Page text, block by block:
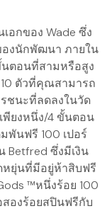
อกของ Wade ซึ่ง
งนักพัฒนา ภายใน
ตอนที่สามหรือสูง
ตัวที่คุณสามารถ
ชนะที่ลดลงในวัด
พียงหนึ่ง/4 ขั้นตอน
พันฟรี 100 เปอร์
Betfred ซึ่งมีเงิน
หยุ่นที่มีอยู่ห้าสิบฟรี
™หนึ่งร้อย 100
องร้อยสปินฟรีกับ